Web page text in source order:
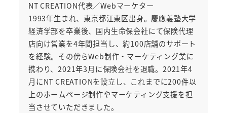
NT CREATION代表／Webマーケター
1993年生まれ、東京都江東区出身。慶應義塾大学
経済学部を卒業後、国内生命保会社にて保険代理
店向け営業を4年間担当し、約100店舗のサポート
を経験。その傍らWeb制作・マーケティング業に
携わり、2021年3月に保険会社を退職。2021年4
月にNT CREATIONを設立し、これまでに200件以
上のホームページ制作やマーケティング支援を担
当させていただきました。